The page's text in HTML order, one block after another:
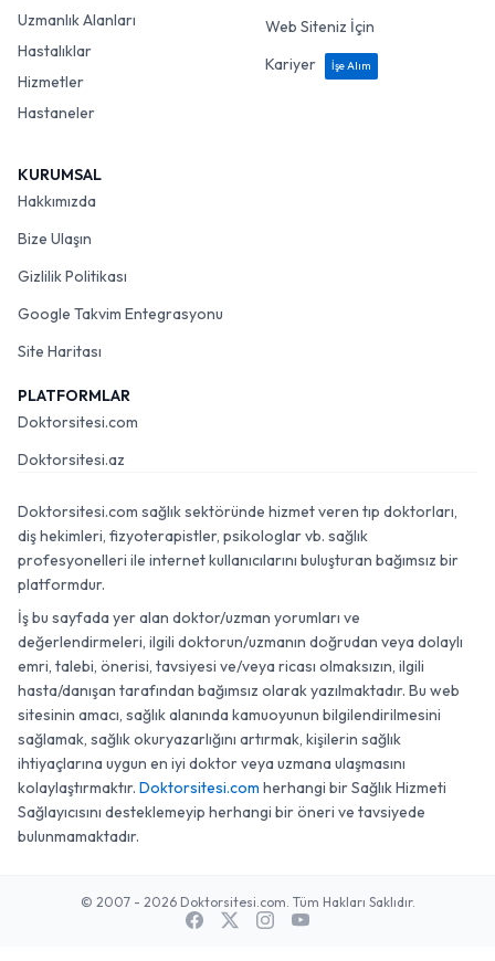
Uzmanlık Alanları
Hastalıklar
Hizmetler
Hastaneler
Web Siteniz İçin
Kariyer
İşe Alım
KURUMSAL
Hakkımızda
Bize Ulaşın
Gizlilik Politikası
Google Takvim Entegrasyonu
Site Haritası
PLATFORMLAR
Doktorsitesi.com
Doktorsitesi.az
Doktorsitesi.com sağlık sektöründe hizmet veren tıp doktorları,
diş hekimleri, fizyoterapistler, psikologlar vb. sağlık
profesyonelleri ile internet kullanıcılarını buluşturan bağımsız bir
platformdur.
İş bu sayfada yer alan doktor/uzman yorumları ve
değerlendirmeleri, ilgili doktorun/uzmanın doğrudan veya dolaylı
emri, talebi, önerisi, tavsiyesi ve/veya ricası olmaksızın, ilgili
hasta/danışan tarafından bağımsız olarak yazılmaktadır. Bu web
sitesinin amacı, sağlık alanında kamuoyunun bilgilendirilmesini
sağlamak, sağlık okuryazarlığını artırmak, kişilerin sağlık
ihtiyaçlarına uygun en iyi doktor veya uzmana ulaşmasını
kolaylaştırmaktır. Doktorsitesi.com herhangi bir Sağlık Hizmeti
Sağlayıcısını desteklemeyip herhangi bir öneri ve tavsiyede
bulunmamaktadır.
© 2007 - 2026 Doktorsitesi.com. Tüm Hakları Saklıdır.